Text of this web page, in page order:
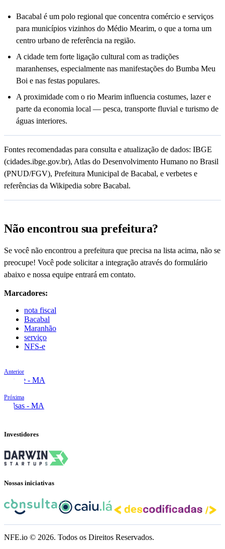
Bacabal é um polo regional que concentra comércio e serviços
para municípios vizinhos do Médio Mearim, o que a torna um
centro urbano de referência na região.
A cidade tem forte ligação cultural com as tradições
maranhenses, especialmente nas manifestações do Bumba Meu
Boi e nas festas populares.
A proximidade com o rio Mearim influencia costumes, lazer e
parte da economia local — pesca, transporte fluvial e turismo de
águas interiores.
Fontes recomendadas para consulta e atualização de dados: IBGE
(cidades.ibge.gov.br), Atlas do Desenvolvimento Humano no Brasil
(PNUD/FGV), Prefeitura Municipal de Bacabal, e verbetes e
referências da Wikipedia sobre Bacabal.
Não encontrou sua prefeitura?
Se você não encontrou a prefeitura que precisa na lista acima, não se
preocupe! Você pode solicitar a integração através do formulário
abaixo e nossa equipe entrará em contato.
Marcadores:
nota fiscal
Bacabal
Maranhão
serviço
NFS-e
Anterior
Arame - MA
Próxima
Balsas - MA
Investidores
Nossas iniciativas
NFE.io © 2026. Todos os Direitos Reservados.